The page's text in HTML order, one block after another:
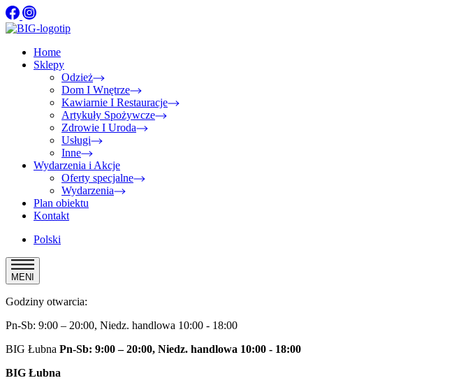
Home
Sklepy
Odzież
Dom I Wnętrze
Kawiarnie I Restauracje
Artykuły Spożywcze
Zdrowie I Uroda
Usługi
Inne
Wydarzenia i Akcje
Oferty specjalne
Wydarzenia
Plan obiektu
Kontakt
Polski
MENI
Godziny otwarcia:
Pn-Sb: 9:00 – 20:00, Niedz. handlowa 10:00 - 18:00
BIG Łubna Pn-Sb: 9:00 – 20:00, Niedz. handlowa 10:00 - 18:00
BIG Łubna